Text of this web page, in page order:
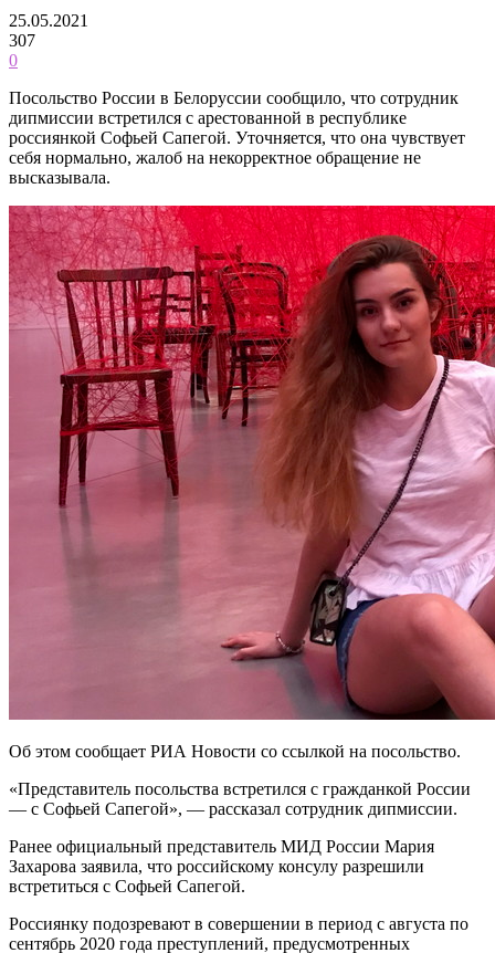
25.05.2021
307
0
Посольство России в Белоруссии сообщило, что сотрудник
дипмиссии встретился с арестованной в республике
россиянкой Софьей Сапегой. Уточняется, что она чувствует
себя нормально, жалоб на некорректное обращение не
высказывала.
Об этом сообщает РИА Новости со ссылкой на посольство.
«Представитель посольства встретился с гражданкой России
— с Софьей Сапегой», — рассказал сотрудник дипмиссии.
Ранее официальный представитель МИД России Мария
Захарова заявила, что российскому консулу разрешили
встретиться с Софьей Сапегой.
Россиянку подозревают в совершении в период с августа по
сентябрь 2020 года преступлений, предусмотренных